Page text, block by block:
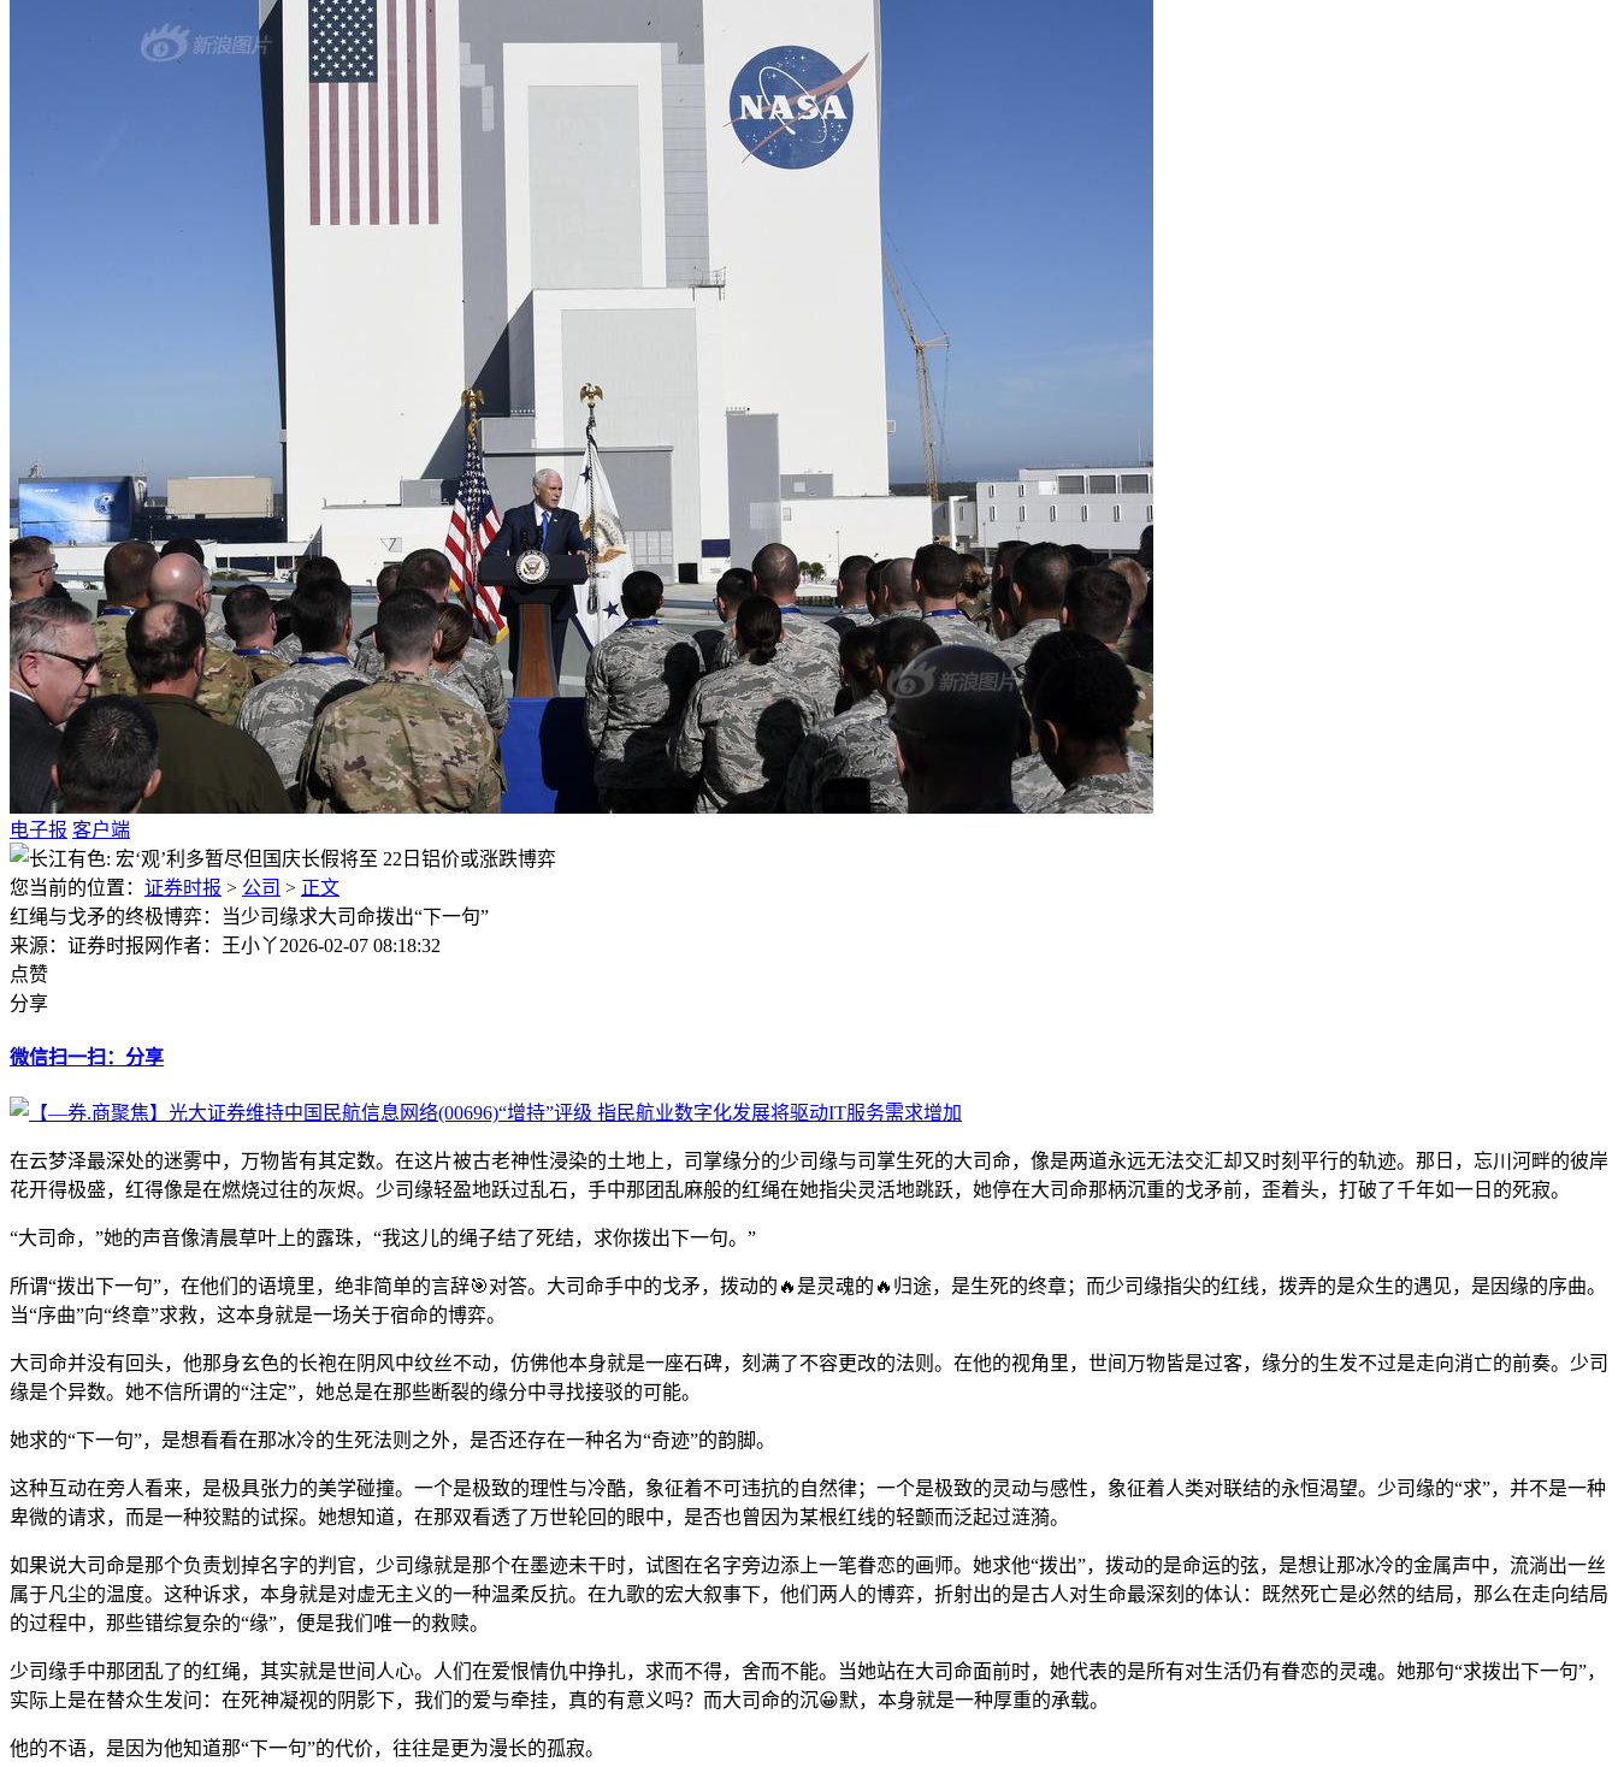
电子报 客户端
您当前的位置： 证券时报 > 公司 > 正文
红绳与戈矛的终极博弈：当少司缘求大司命拨出“下一句”
来源：证券时报网作者：王小丫2026-02-07 08:18:32
点赞
分享
微信扫一扫：分享
在云梦泽最深处的迷雾中，万物皆有其定数。在这片被古老神性浸染的土地上，司掌缘分的少司缘与司掌生死的大司命，像是两道永远无法交汇却又时刻平行的轨迹。那日，忘川河畔的彼岸
花开得极盛，红得像是在燃烧过往的灰烬。少司缘轻盈地跃过乱石，手中那团乱麻般的红绳在她指尖灵活地跳跃，她停在大司命那柄沉重的戈矛前，歪着头，打破了千年如一日的死寂。
“大司命，”她的声音像清晨草叶上的露珠，“我这儿的绳子结了死结，求你拨出下一句。”
所谓“拨出下一句”，在他们的语境里，绝非简单的言辞🎯对答。大司命手中的戈矛，拨动的🔥是灵魂的🔥归途，是生死的终章；而少司缘指尖的红线，拨弄的是众生的遇见，是因缘的序曲。
当“序曲”向“终章”求救，这本身就是一场关于宿命的博弈。
大司命并没有回头，他那身玄色的长袍在阴风中纹丝不动，仿佛他本身就是一座石碑，刻满了不容更改的法则。在他的视角里，世间万物皆是过客，缘分的生发不过是走向消亡的前奏。少司
缘是个异数。她不信所谓的“注定”，她总是在那些断裂的缘分中寻找接驳的可能。
她求的“下一句”，是想看看在那冰冷的生死法则之外，是否还存在一种名为“奇迹”的韵脚。
这种互动在旁人看来，是极具张力的美学碰撞。一个是极致的理性与冷酷，象征着不可违抗的自然律；一个是极致的灵动与感性，象征着人类对联结的永恒渴望。少司缘的“求”，并不是一种
卑微的请求，而是一种狡黠的试探。她想知道，在那双看透了万世轮回的眼中，是否也曾因为某根红线的轻颤而泛起过涟漪。
如果说大司命是那个负责划掉名字的判官，少司缘就是那个在墨迹未干时，试图在名字旁边添上一笔眷恋的画师。她求他“拨出”，拨动的是命运的弦，是想让那冰冷的金属声中，流淌出一丝
属于凡尘的温度。这种诉求，本身就是对虚无主义的一种温柔反抗。在九歌的宏大叙事下，他们两人的博弈，折射出的是古人对生命最深刻的体认：既然死亡是必然的结局，那么在走向结局
的过程中，那些错综复杂的“缘”，便是我们唯一的救赎。
少司缘手中那团乱了的红绳，其实就是世间人心。人们在爱恨情仇中挣扎，求而不得，舍而不能。当她站在大司命面前时，她代表的是所有对生活仍有眷恋的灵魂。她那句“求拨出下一句”，
实际上是在替众生发问：在死神凝视的阴影下，我们的爱与牵挂，真的有意义吗？而大司命的沉😀默，本身就是一种厚重的承载。
他的不语，是因为他知道那“下一句”的代价，往往是更为漫长的孤寂。